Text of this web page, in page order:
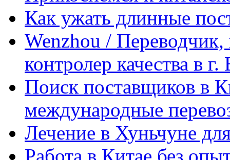
Как ужать длинные
Wenzhou / Переводчик,
контролер качества в
Поиск поставщиков в
международные
Лечение в Хуньчуне
Работа в Китае без